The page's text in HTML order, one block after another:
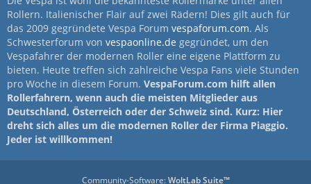
Rollern. Italienischer Flair auf zwei Rädern! Dies gilt auch für
das 2009 gegründete Vespa Forum vespaforum.com. Als
Schwesterforum von vespaonline.de gegründet, um den
Vespafahrer der modernen Roller eine eigene Plattform zu
bieten. Heute treffen sich zahlreiche Vespa Fans viele Stunden
pro Woche in diesem Forum. VespaForum.com hilft allen
Rollerfahrern, wenn auch die meisten Mitglieder aus
Deutschland, Österreich oder der Schweiz sind. Kurz: Hier
dreht sich alles um die modernen Roller der Firma Piaggio.
Jeder ist willkommen!
Community-Software:WoltLab Suite™